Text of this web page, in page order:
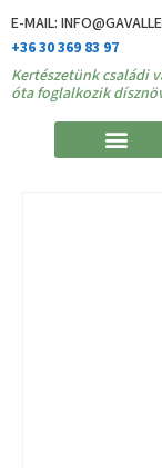
E-MAIL:
+36 30 369 83 97
Kertészetünk családi
óta foglalkozik